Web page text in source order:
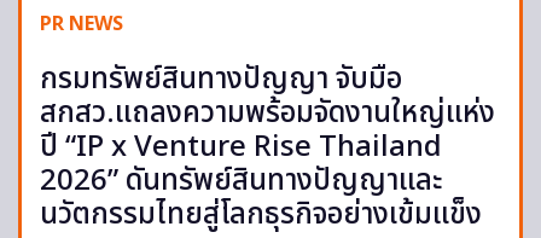
PR NEWS
กรมทรัพย์สินทางปัญญา จับมือ
สกสว.แถลงความพร้อมจัดงานใหญ่แห่ง
ปี “IP x Venture Rise Thailand
2026” ดันทรัพย์สินทางปัญญาและ
นวัตกรรมไทยสู่โลกธุรกิจอย่างเข้มแข็ง